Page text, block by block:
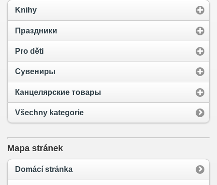
Knihy
Праздники
Pro děti
Сувениры
Канцелярские товары
Všechny kategorie
Mapa stránek
Domácí stránka